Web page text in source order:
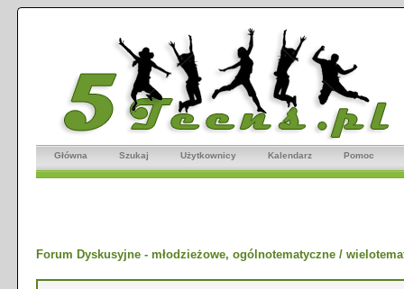
Główna Szukaj Użytkownicy Kalendarz Pomoc
Forum Dyskusyjne - młodzieżowe, ogólnotematyczne /